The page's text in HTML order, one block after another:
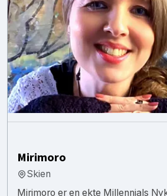
Mirimoro
Skien
Mirimoro er en ekte Millennials